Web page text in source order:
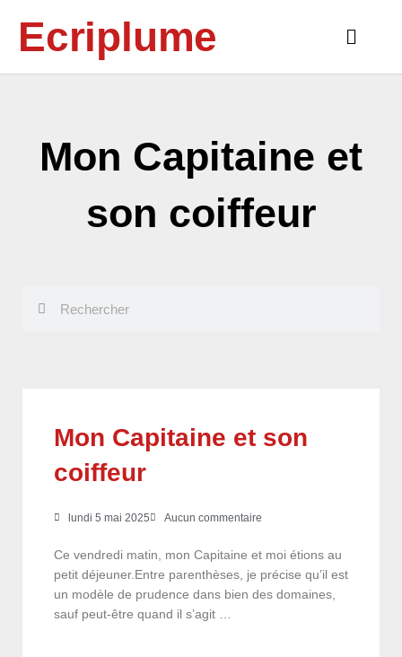
contenuEcriplume
Main
Mon Capitaine et
son coiffeur
Mon Capitaine et son
coiffeur
lundi 5 mai 2025 Aucun commentaire
Ce vendredi matin, mon Capitaine et moi étions au
petit déjeuner.Entre parenthèses, je précise qu’il est
un modèle de prudence dans bien des domaines,
sauf peut-être quand il s’agit …